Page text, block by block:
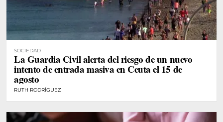
SOCIEDAD
La Guardia Civil alerta del riesgo de un nuevo
intento de entrada masiva en Ceuta el 15 de
agosto
RUTH RODRÍGUEZ